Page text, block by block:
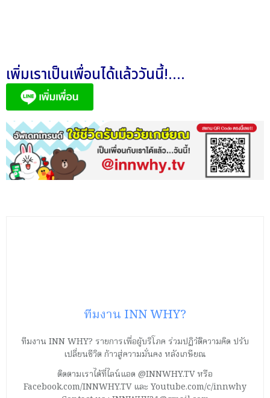
เพิ่มเราเป็นเพื่อนได้แล้ววันนี้!....
ทีมงาน INN WHY?
ทีมงาน INN WHY? รายการเพื่อผู้บริโภค ร่วมปฏิวัติความคิด ปรับ
เปลี่ยนชีวิต ก้าวสู่ความมั่นคง หลังเกษียณ
ติดตามเราได้ที่ไลน์แอด @INNWHY.TV หรือ
Facebook.com/INNWHY.TV และ Youtube.com/c/innwhy